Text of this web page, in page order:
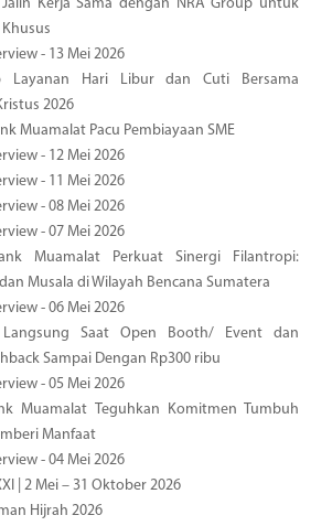
Kerja Sama dengan NRA Group untuk
- 13 Mei 2026
Layanan Hari Libur dan Cuti Bersama
2026
Muamalat Pacu Pembiayaan SME
- 12 Mei 2026
- 11 Mei 2026
- 08 Mei 2026
- 07 Mei 2026
Muamalat Perkuat Sinergi Filantropi:
Musala di Wilayah Bencana Sumatera
- 06 Mei 2026
Langsung Saat Open Booth/ Event dan
Sampai Dengan Rp300 ribu
- 05 Mei 2026
Muamalat Teguhkan Komitmen Tumbuh
Manfaat
- 04 Mei 2026
| 2 Mei – 31 Oktober 2026
Hijrah 2026